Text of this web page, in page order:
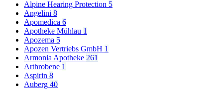
Alpine Hearing Protection 5
Angelini 8
Apomedica 6
Apotheke Mühlau 1
Apozema 5
Apozen Vertriebs GmbH 1
Armonia Apotheke 261
Arthrobene 1
Aspirin 8
Auberg 40